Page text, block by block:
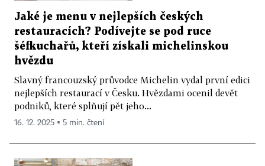
Jaké je menu v nejlepších českých
restauracích? Podívejte se pod ruce
šéfkuchařů, kteří získali michelinskou
hvězdu
Slavný francouzský průvodce Michelin vydal první edici
nejlepších restaurací v Česku. Hvězdami ocenil devět
podniků, které splňují pět jeho...
16. 12. 2025 ▪ 5 min. čtení